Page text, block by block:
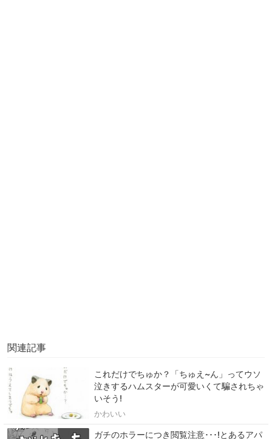
関連記事
これだけでちゅか？「ちゅえ~ん」ってウソ
泣きするハムスターが可愛いくて騙されちゃ
いそう!
かわいい
ガチのホラーにつき閲覧注意･･･!とあるアパ